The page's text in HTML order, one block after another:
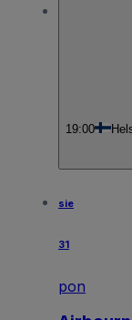
19:00
sie
31
pon